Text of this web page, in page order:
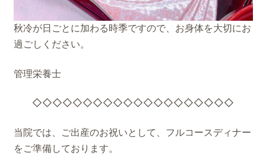
秋冷が日ごとに加わる時季ですので、お身体を大切にお
過ごしください。
管理栄養士
◇◇◇◇◇◇◇◇◇◇◇◇◇◇◇◇◇◇◇◇
当院では、ご出産のお祝いとして、フルコースディナー
をご準備しております。